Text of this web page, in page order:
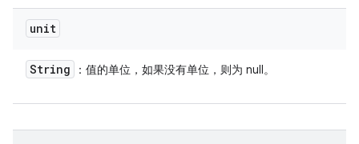
unit
String ：值的单位，如果没有单位，则为 null。